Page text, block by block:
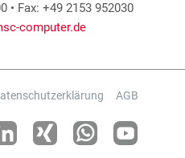
• Fax: +49 2153 952030
computer.de
AGB